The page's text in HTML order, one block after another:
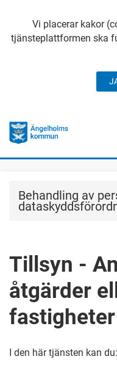
Vi placerar kakor
tjänsteplattformen ska
Behandling av
Tillsyn -
åtgärder
fastigheter
I den här tjänsten kan du: